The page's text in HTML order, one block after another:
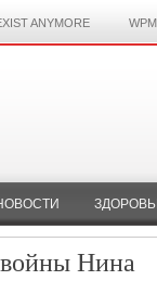
ANYMORE
Нина